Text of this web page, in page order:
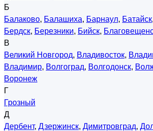
Б
Балаково, Балашиха, Барнаул, Батайск,
Бердск, Березники, Бийск,
В
Великий Новгород, Владивосток,
Владимир, Волгоград, Волгодонск,
Воронеж
Г
Грозный
Д
Дербент, Дзержинск, Димитровград,